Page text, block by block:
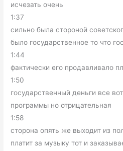
исчезать очень
1:37
сильно была стороной
было государственное то что
1:44
фактически его продавливало
1:50
государственный деньги все
программы но отрицательная
1:58
сторона опять же выходит из
платит за музыку тот и